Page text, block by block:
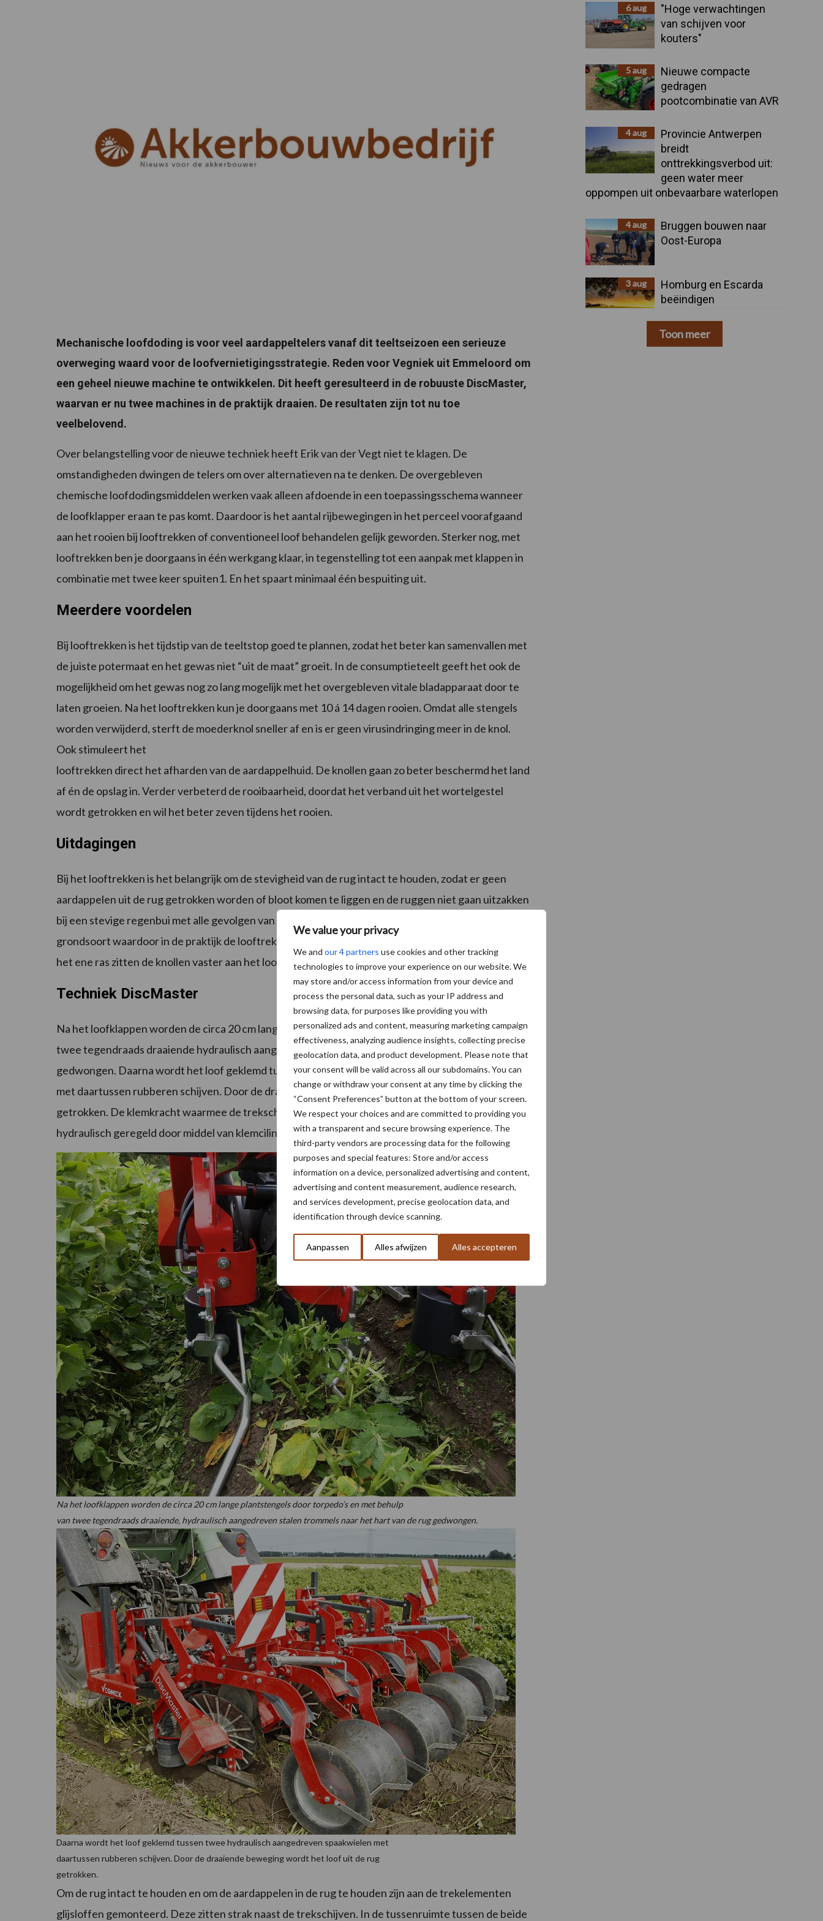
We value your privacy
We and our 4 partners use cookies and other tracking
technologies to improve your experience on our website. We
may store and/or access information from your device and
process the personal data, such as your IP address and
browsing data, for purposes like providing you with
personalized ads and content, measuring marketing campaign
effectiveness, analyzing audience insights, collecting precise
geolocation data, and product development. Please note that
your consent will be valid across all our subdomains. You can
change or withdraw your consent at any time by clicking the
“Consent Preferences” button at the bottom of your screen.
We respect your choices and are committed to providing you
with a transparent and secure browsing experience. The
third-party vendors are processing data for the following
purposes and special features: Store and/or access
information on a device, personalized advertising and content,
advertising and content measurement, audience research,
and services development, precise geolocation data, and
identification through device scanning.
Aanpassen Alles afwijzen Alles accepteren
Mechanische loofdoding is voor veel aardappeltelers vanaf dit teeltseizoen een serieuze
overweging waard voor de loofvernietigingsstrategie. Reden voor Vegniek uit Emmeloord om
een geheel nieuwe machine te ontwikkelen. Dit heeft geresulteerd in de robuuste DiscMaster,
waarvan er nu twee machines in de praktijk draaien. De resultaten zijn tot nu toe
veelbelovend.
Over belangstelling voor de nieuwe techniek heeft Erik van der Vegt niet te klagen. De
omstandigheden dwingen de telers om over alternatieven na te denken. De overgebleven
chemische loofdodingsmiddelen werken vaak alleen afdoende in een toepassingsschema wanneer
de loofklapper eraan te pas komt. Daardoor is het aantal rijbewegingen in het perceel voorafgaand
aan het rooien bij looftrekken of conventioneel loof behandelen gelijk geworden. Sterker nog, met
looftrekken ben je doorgaans in één werkgang klaar, in tegenstelling tot een aanpak met klappen in
combinatie met twee keer spuiten1. En het spaart minimaal één bespuiting uit.
Meerdere voordelen
Bij looftrekken is het tijdstip van de teeltstop goed te plannen, zodat het beter kan samenvallen met
de juiste potermaat en het gewas niet “uit de maat” groeit. In de consumptieteelt geeft het ook de
mogelijkheid om het gewas nog zo lang mogelijk met het overgebleven vitale bladapparaat door te
laten groeien. Na het looftrekken kun je doorgaans met 10 á 14 dagen rooien. Omdat alle stengels
worden verwijderd, sterft de moederknol sneller af en is er geen virusindringing meer in de knol.
Ook stimuleert het
looftrekken direct het afharden van de aardappelhuid. De knollen gaan zo beter beschermd het land
af én de opslag in. Verder verbeterd de rooibaarheid, doordat het verband uit het wortelgestel
wordt getrokken en wil het beter zeven tijdens het rooien.
Uitdagingen
Bij het looftrekken is het belangrijk om de stevigheid van de rug intact te houden, zodat er geen
aardappelen uit de rug getrokken worden of bloot komen te liggen en de ruggen niet gaan uitzakken
bij een stevige regenbui met alle gevolgen van dien. Ook gewasstadia variëren afhankelijk van ras en
grondsoort waardoor in de praktijk de looftrekker te maken heeft met sterk of wat brozer loof en bij
het ene ras zitten de knollen vaster aan het loof dan bij een andere.
Techniek DiscMaster
Na het loofklappen worden de circa 20 cm lange plantstengels door torpedo’s en met behulp van
twee tegendraads draaiende hydraulisch aangedreven stalen trommels naar het hart van de rug
gedwongen. Daarna wordt het loof geklemd tussen twee hydraulisch aangedreven spaakwielen
met daartussen rubberen schijven. Door de draaiende beweging wordt het loof uit de rug
getrokken. De klemkracht waarmee de trekschijven tegen elkaar aangedrukt worden, wordt
hydraulisch geregeld door middel van klemcilinders.
Na het loofklappen worden de circa 20 cm lange plantstengels door torpedo’s en met behulp
van twee tegendraads draaiende, hydraulisch aangedreven stalen trommels naar het hart van de rug gedwongen.
Daarna wordt het loof geklemd tussen twee hydraulisch aangedreven spaakwielen met
daartussen rubberen schijven. Door de draaiende beweging wordt het loof uit de rug
getrokken.
Om de rug intact te houden en om de aardappelen in de rug te houden zijn aan de trekelementen
glijsloffen gemonteerd. Deze zitten strak naast de trekschijven. In de tussenruimte tussen de beide
Sidebar6 aug
"Hoge verwachtingen
van schijven voor
kouters"
5 aug
Nieuwe compacte
gedragen
pootcombinatie van AVR
4 aug
Provincie Antwerpen
breidt
onttrekkingsverbod uit:
geen water meer
oppompen uit onbevaarbare waterlopen
4 aug
Bruggen bouwen naar
Oost-Europa
3 aug
Homburg en Escarda
beëindigen
Toon meer